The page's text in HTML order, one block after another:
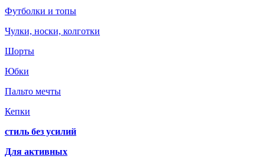
Футболки и топы
Чулки, носки, колготки
Шорты
Юбки
Пальто мечты
Кепки
стиль без усилий
Для активных